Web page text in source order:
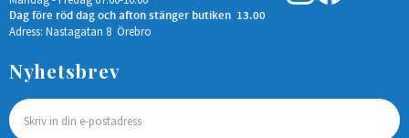
Dag före röd dag och afton stänger butiken 13.00
Adress: Nastagatan 8 Örebro
Nyhetsbrev